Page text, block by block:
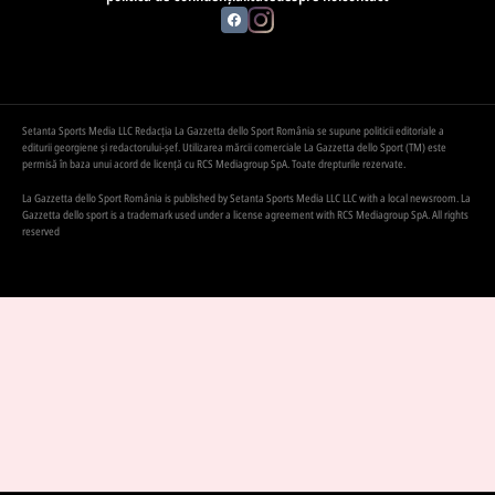
Setanta Sports Media LLC Redacția La Gazzetta dello Sport România se supune politicii editoriale a
editurii georgiene și redactorului-șef. Utilizarea mărcii comerciale La Gazzetta dello Sport (TM) este
permisă în baza unui acord de licență cu RCS Mediagroup SpA. Toate drepturile rezervate.
La Gazzetta dello Sport România is published by Setanta Sports Media LLC LLC with a local newsroom. La
Gazzetta dello sport is a trademark used under a license agreement with RCS Mediagroup SpA. All rights
reserved